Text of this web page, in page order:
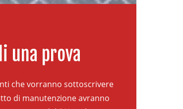
una prova
che vorranno sottoscrivere
di manutenzione avranno